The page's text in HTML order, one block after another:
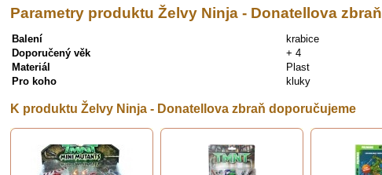
Parametry produktu Želvy Ninja - Donatellova zbraň
Balení
krabice
Doporučený věk
+ 4
Materiál
Plast
Pro koho
kluky
K produktu Želvy Ninja - Donatellova zbraň doporučujeme